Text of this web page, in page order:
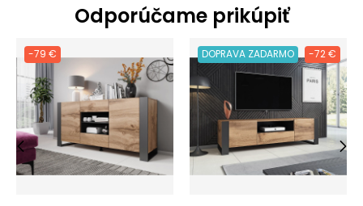
Odporúčame prikúpiť
-79 € DOPRAVA ZADARMO -72 €
‹ ›